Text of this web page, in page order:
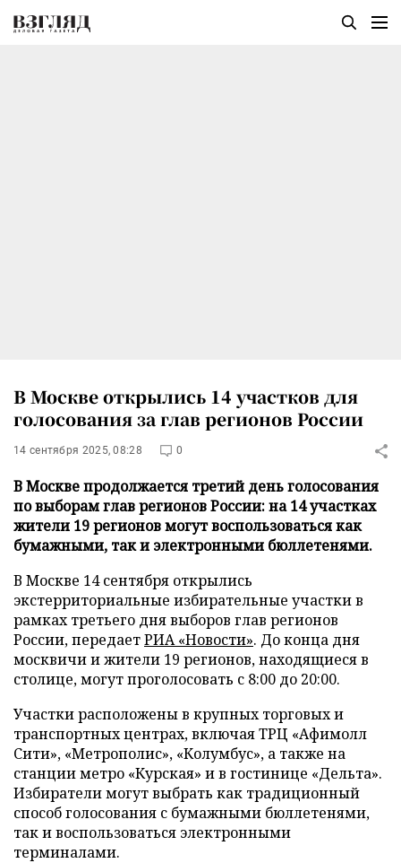
В Москве открылись 14 участков для
голосования за глав регионов России
14 сентября 2025, 08:28 0
В Москве продолжается третий день голосования
по выборам глав регионов России: на 14 участках
жители 19 регионов могут воспользоваться как
бумажными, так и электронными бюллетенями.
В Москве 14 сентября открылись
экстерриториальные избирательные участки в
рамках третьего дня выборов глав регионов
России, передаетРИА «Новости». До конца дня
москвичи и жители 19 регионов, находящиеся в
столице, могут проголосовать с 8:00 до 20:00.
Участки расположены в крупных торговых и
транспортных центрах, включая ТРЦ «Афимолл
Сити», «Метрополис», «Колумбус», а также на
станции метро «Курская» и в гостинице «Дельта».
Избиратели могут выбрать как традиционный
способ голосования с бумажными бюллетенями,
так и воспользоваться электронными
терминалами.